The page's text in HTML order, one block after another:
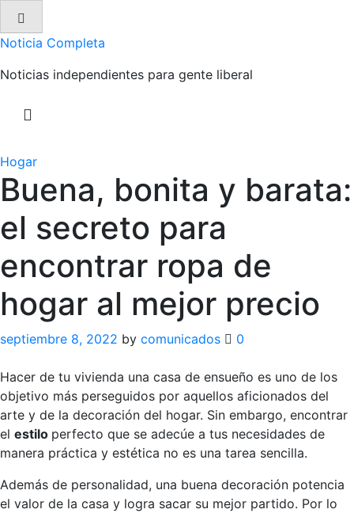
content
Noticia Completa
Noticias independientes para gente liberal
Hogar
Buena, bonita y barata:
el secreto para
encontrar ropa de
hogar al mejor precio
septiembre 8, 2022 by comunicados 0
Hacer de tu vivienda una casa de ensueño es uno de los
objetivo más perseguidos por aquellos aficionados del
arte y de la decoración del hogar. Sin embargo, encontrar
el estilo perfecto que se adecúe a tus necesidades de
manera práctica y estética no es una tarea sencilla.
Además de personalidad, una buena decoración potencia
el valor de la casa y logra sacar su mejor partido. Por lo